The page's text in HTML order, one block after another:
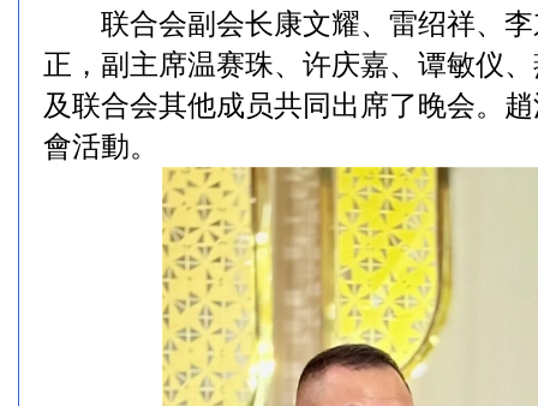
联合会副会长康文耀、雷绍祥、李
正，副主席温赛珠、许庆嘉、谭敏仪
及联合会其他成员共同出席了晚会。
會活動。